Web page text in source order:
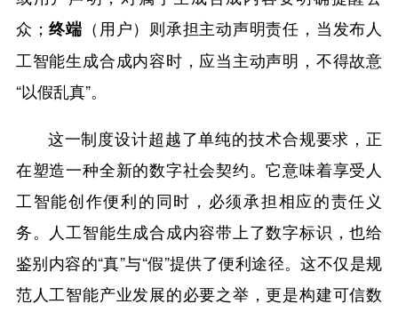
众； 终端 （用户）则承担主动声明责任，当发布人
工智能生成合成内容时，应当主动声明，不得故意
“以假乱真”。
这一制度设计超越了单纯的技术合规要求，正
在塑造一种全新的数字社会契约。它意味着享受人
工智能创作便利的同时，必须承担相应的责任义
务。人工智能生成合成内容带上了数字标识，也给
鉴别内容的“真”与“假”提供了便利途径。这不仅是规
范人工智能产业发展的必要之举，更是构建可信数